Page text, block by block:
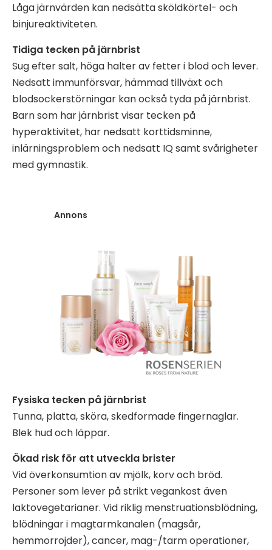
Låga järnvärden kan nedsätta sköldkörtel- och
binjureaktiviteten.
Tidiga tecken på järnbrist
Sug efter salt, höga halter av fetter i blod och lever.
Nedsatt immunförsvar, hämmad tillväxt och
blodsockerstörningar kan också tyda på järnbrist.
Barn som har järnbrist visar tecken på
hyperaktivitet, har nedsatt korttidsminne,
inlärningsproblem och nedsatt IQ samt svårigheter
med gymnastik.
Annons
Fysiska tecken på järnbrist
Tunna, platta, sköra, skedformade fingernaglar.
Blek hud och läppar.
Ökad risk för att utveckla brister
Vid överkonsumtion av mjölk, korv och bröd.
Personer som lever på strikt vegankost även
laktovegetarianer. Vid riklig menstruationsblödning,
blödningar i magtarmkanalen (magsår,
hemmorrojder), cancer, mag-/tarm operationer,